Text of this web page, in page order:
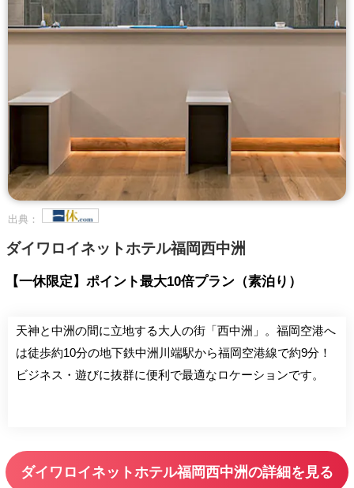
出典：
ダイワロイネットホテル福岡西中洲
【一休限定】ポイント最大10倍プラン（素泊り）
天神と中洲の間に立地する大人の街「西中洲」。福岡空港へ
は徒歩約10分の地下鉄中洲川端駅から福岡空港線で約9分！
ビジネス・遊びに抜群に便利で最適なロケーションです。
ダイワロイネットホテル福岡西中洲の詳細を見る